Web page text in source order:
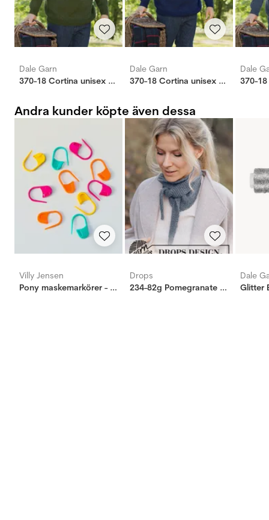
Dale Garn
370-18 Cortina unisex tröja indigo
Dale Garn
370-18 Cortina unisex tröja indigo
Dale
Andra kunder köpte även dessa
Villy Jensen
Pony maskemarkörer - 10 st, stor
Drops
234-82g Pomegranate Shawl
Dale
Glitter